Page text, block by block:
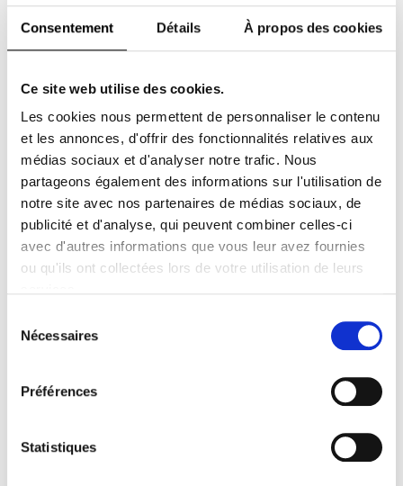
Consentement Détails À propos des cookies
Ce site web utilise des cookies.
Les cookies nous permettent de personnaliser le contenu
et les annonces, d'offrir des fonctionnalités relatives aux
médias sociaux et d'analyser notre trafic. Nous
partageons également des informations sur l'utilisation de
notre site avec nos partenaires de médias sociaux, de
publicité et d'analyse, qui peuvent combiner celles-ci
avec d'autres informations que vous leur avez fournies
ou qu'ils ont collectées lors de votre utilisation de leurs
Nécessaires
Préférences
Statistiques
bravoure artistique, à l’indépendance des
regards, à cette créativité indocile qui fait
battre le cœur de la ville.
Dans un monde en constante mutation,
New York choisit de regarder là où
tout commence. Dans les marges, dans les
frictions, dans les élans nouveaux. Là où une
génération redéfinit les contours de l’art, de
la mode et de la culture.
Cenuméroest notre tribune : à la vitalité sans
compromis de New York, à ses talents les
plus singuliers, et à cette énergie collective
qui continue, saison après saison, de
Numéro New York 2